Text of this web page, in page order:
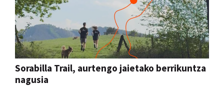
Sorabilla Trail, aurtengo jaietako berrikuntza
nagusia